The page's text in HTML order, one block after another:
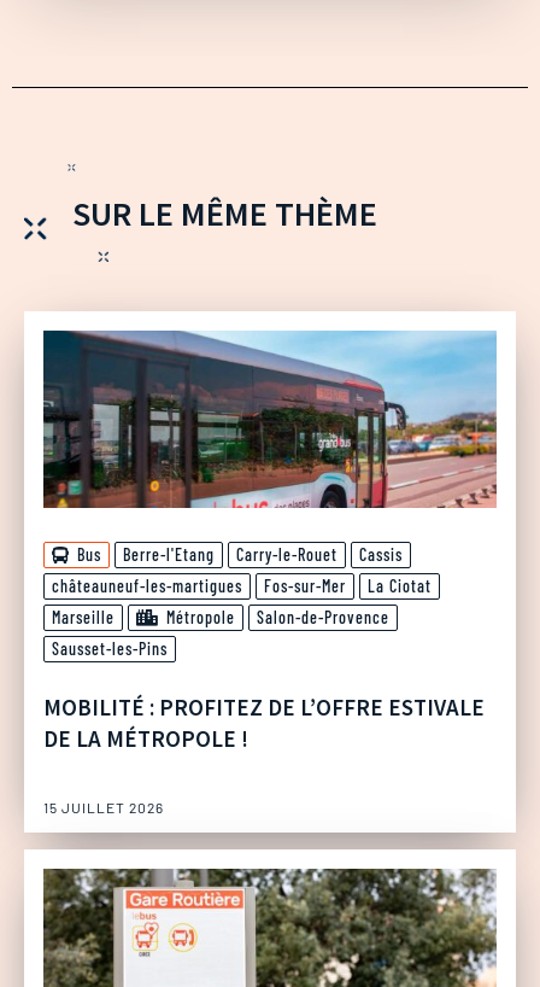
SUR LE MÊME THÈME
Bus Berre-l'Etang Carry-le-Rouet
Cassis
châteauneuf-les-martigues
Fos-sur-Mer
La Ciotat
Marseille
Métropole
Salon-de-Provence
Sausset-les-Pins
MOBILITÉ : PROFITEZ DE L’OFFRE ESTIVALE
DE LA MÉTROPOLE !
15 JUILLET 2026